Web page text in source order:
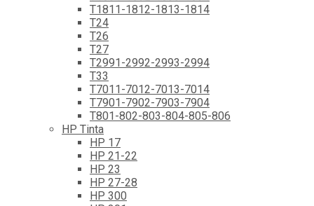
T1811-1812-1813-1814
T24
T26
T27
T2991-2992-2993-2994
T33
T7011-7012-7013-7014
T7901-7902-7903-7904
T801-802-803-804-805-806
HP Tinta
HP 17
HP 21-22
HP 23
HP 27-28
HP 300